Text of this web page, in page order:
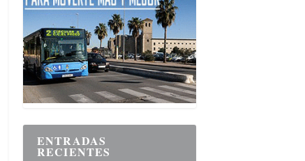
ENTRADAS
RECIENTES